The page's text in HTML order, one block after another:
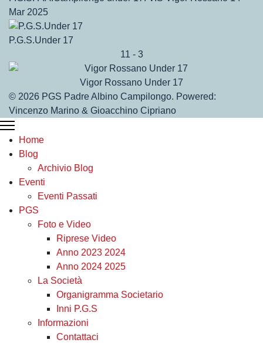
Mar 2025
P.G.S.Under 17
11 - 3
Vigor Rossano Under 17
© 2026 PGS Padre Albino Campilongo. Powered:
Vincenzo Marino & Gioacchino Cipriano
Home
Blog
Archivio Blog
Eventi
Eventi Passati
PGS
Foto e Video
Riprese Video
Anno 2023 2024
Anno 2024 2025
La Società
Organigramma Societario
Inni P.G.S
Informazioni
Contattaci